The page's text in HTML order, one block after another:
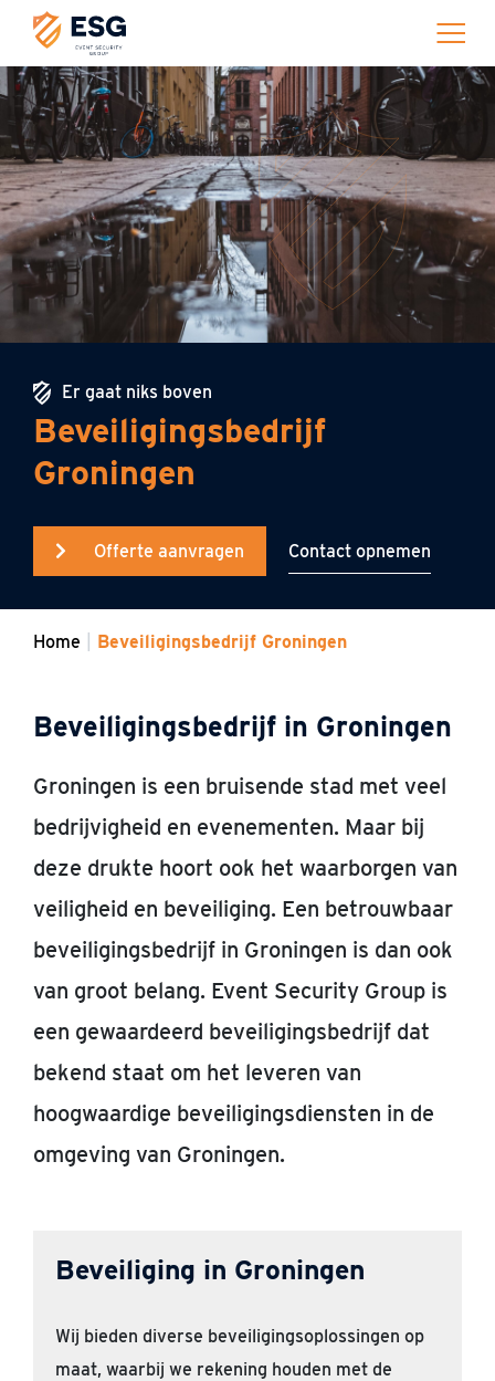
Er gaat niks boven
Beveiligingsbedrijf
Groningen
Offerte aanvragen Contact opnemen
Home Beveiligingsbedrijf Groningen
Beveiligingsbedrijf in Groningen
Groningen is een bruisende stad met veel
bedrijvigheid en evenementen. Maar bij
deze drukte hoort ook het waarborgen van
veiligheid en beveiliging. Een betrouwbaar
beveiligingsbedrijf in Groningen is dan ook
van groot belang. Event Security Group is
een gewaardeerd beveiligingsbedrijf dat
bekend staat om het leveren van
hoogwaardige beveiligingsdiensten in de
omgeving van Groningen.
Beveiliging in Groningen
Wij bieden diverse beveiligingsoplossingen op
maat, waarbij we rekening houden met de